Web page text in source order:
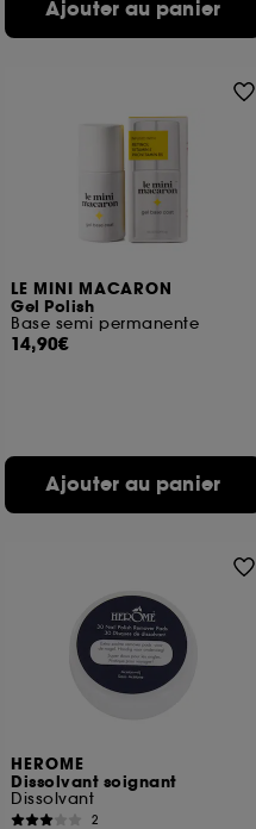
Ajouter au panier
LE MINI MACARON
Gel Polish
Base semi permanente
14,90€
Ajouter au panier
HEROME
Dissolvant soignant
Dissolvant
2